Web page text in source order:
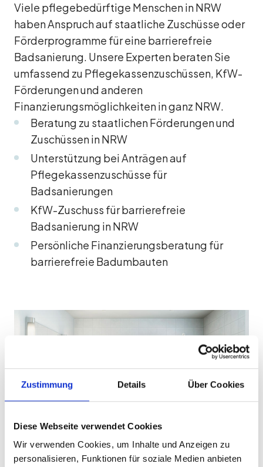
Zustimmung Details Über Cookies
Diese Webseite verwendet Cookies
Wir verwenden Cookies, um Inhalte und Anzeigen zu
personalisieren, Funktionen für soziale Medien anbieten
Viele pflegebedürftige Menschen in NRW
haben Anspruch auf staatliche Zuschüsse oder
Förderprogramme für eine barrierefreie
Badsanierung. Unsere Experten beraten Sie
umfassend zu Pflegekassenzuschüssen, KfW-
Förderungen und anderen
Finanzierungsmöglichkeiten in ganz NRW.
Beratung zu staatlichen Förderungen und
Zuschüssen in NRW
Unterstützung bei Anträgen auf
Pflegekassenzuschüsse für
Badsanierungen
KfW-Zuschuss für barrierefreie
Badsanierung in NRW
Persönliche Finanzierungsberatung für
barrierefreie Badumbauten